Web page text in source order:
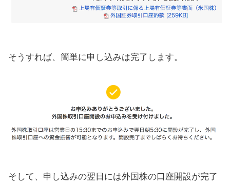
そうすれば、簡単に申し込みは完了します。
そして、申し込みの翌日には外国株の口座開設が完了